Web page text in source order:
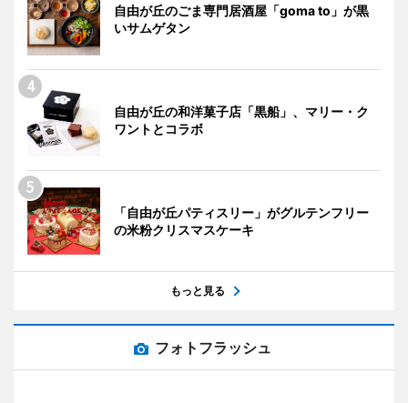
自由が丘のごま専門居酒屋「goma to」が黒
いサムゲタン
自由が丘の和洋菓子店「黒船」、マリー・ク
ワントとコラボ
「自由が丘パティスリー」がグルテンフリー
の米粉クリスマスケーキ
もっと見る
フォトフラッシュ